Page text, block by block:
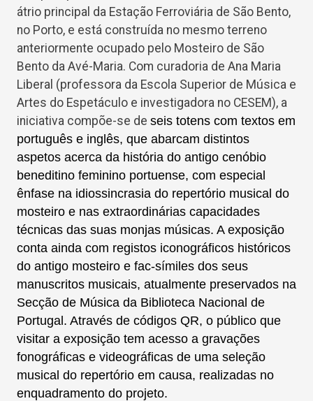
átrio principal da Estação Ferroviária de São Bento,
no Porto, e está construída no mesmo terreno
anteriormente ocupado pelo Mosteiro de São
Bento da Avé-Maria. Com curadoria de Ana Maria
Liberal (professora da Escola Superior de Música e
Artes do Espetáculo e investigadora no CESEM), a
iniciativa compõe-se de seis totens com textos em
português e inglês, que abarcam distintos
aspetos acerca da história do antigo cenóbio
beneditino feminino portuense, com especial
ênfase na idiossincrasia do repertório musical do
mosteiro e nas extraordinárias capacidades
técnicas das suas monjas músicas. A exposição
conta ainda com registos iconográficos históricos
do antigo mosteiro e fac-símiles dos seus
manuscritos musicais, atualmente preservados na
Secção de Música da Biblioteca Nacional de
Portugal. Através de códigos QR, o público que
visitar a exposição tem acesso a gravações
fonográficas e videográficas de uma seleção
musical do repertório em causa, realizadas no
enquadramento do projeto.